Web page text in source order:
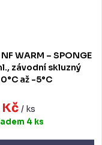
WARM – SPONGE
závodní skluzný
až -5°C
/ ks
4 ks